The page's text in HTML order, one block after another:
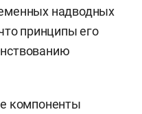
надводных
принципы его
компоненты